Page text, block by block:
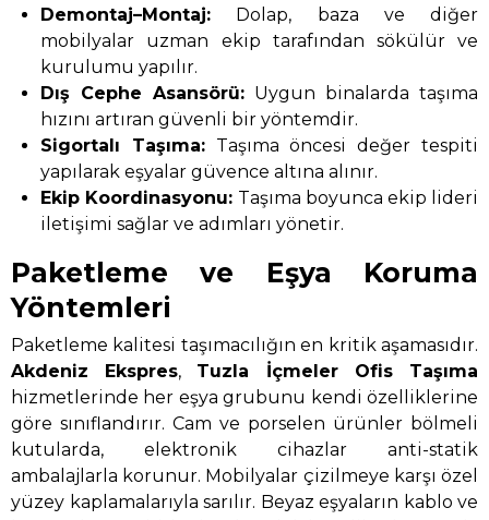
Demontaj–Montaj: Dolap, baza ve diğer
mobilyalar uzman ekip tarafından sökülür ve
kurulumu yapılır.
Dış Cephe Asansörü: Uygun binalarda taşıma
hızını artıran güvenli bir yöntemdir.
Sigortalı Taşıma:Taşıma öncesi değer tespiti
yapılarak eşyalar güvence altına alınır.
Ekip Koordinasyonu: Taşıma boyunca ekip lideri
iletişimi sağlar ve adımları yönetir.
Paketleme ve Eşya Koruma
Yöntemleri
Paketleme kalitesi taşımacılığın en kritik aşamasıdır.
Akdeniz Ekspres, Tuzla İçmeler Ofis Taşıma
hizmetlerinde her eşya grubunu kendi özelliklerine
göre sınıflandırır. Cam ve porselen ürünler bölmeli
kutularda, elektronik cihazlar anti-statik
ambalajlarla korunur. Mobilyalar çizilmeye karşı özel
yüzey kaplamalarıyla sarılır. Beyaz eşyaların kablo ve